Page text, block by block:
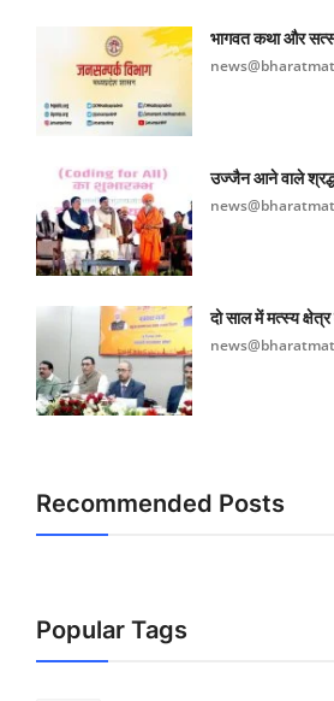
भागवत कथा और
उज्जैन आने वाले
दो साल में मत्स्य
Recommended Posts
Popular Tags